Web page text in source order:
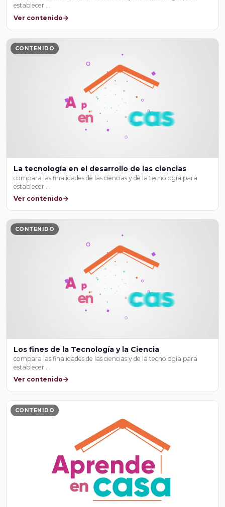
establecer …
Ver contenido
CONTENIDO
La tecnología en el desarrollo de las ciencias
compara las finalidades de las ciencias y de la tecnología para
establecer …
Ver contenido
CONTENIDO
Los fines de la Tecnología y la Ciencia
compara las finalidades de las ciencias y de la tecnología para
establecer …
Ver contenido
CONTENIDO